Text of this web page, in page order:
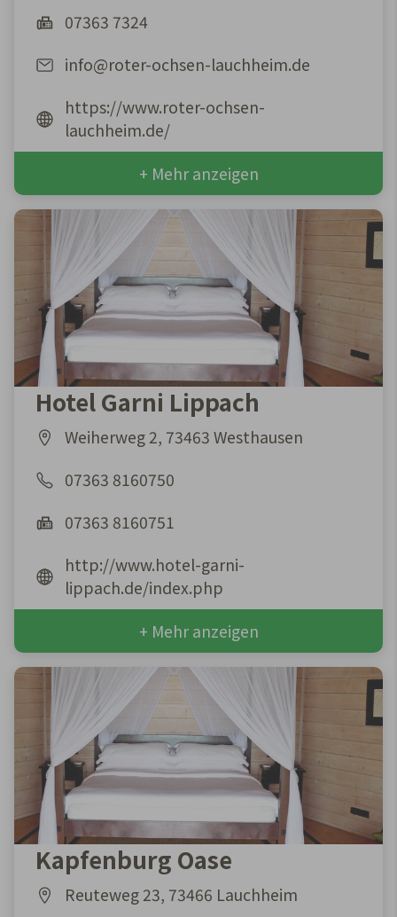
07363 7324
info@roter-ochsen-lauchheim.de
https://www.roter-ochsen-
lauchheim.de/
+ Mehr anzeigen
Hotel Garni Lippach
Weiherweg 2, 73463 Westhausen
07363 8160750
07363 8160751
http://www.hotel-garni-
lippach.de/index.php
+ Mehr anzeigen
Kapfenburg Oase
Reuteweg 23, 73466 Lauchheim